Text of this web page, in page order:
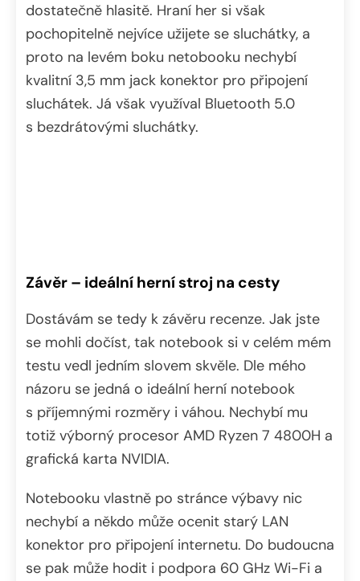
dostatečně hlasitě. Hraní her si však
pochopitelně nejvíce užijete se sluchátky, a
proto na levém boku netobooku nechybí
kvalitní 3,5 mm jack konektor pro připojení
sluchátek. Já však využíval Bluetooth 5.0
s bezdrátovými sluchátky.
Závěr – ideální herní stroj na cesty
Dostávám se tedy k závěru recenze. Jak jste
se mohli dočíst, tak notebook si v celém mém
testu vedl jedním slovem skvěle. Dle mého
názoru se jedná o ideální herní notebook
s příjemnými rozměry i váhou. Nechybí mu
totiž výborný procesor AMD Ryzen 7 4800H a
grafická karta NVIDIA.
Notebooku vlastně po stránce výbavy nic
nechybí a někdo může ocenit starý LAN
konektor pro připojení internetu. Do budoucna
se pak může hodit i podpora 60 GHz Wi-Fi a